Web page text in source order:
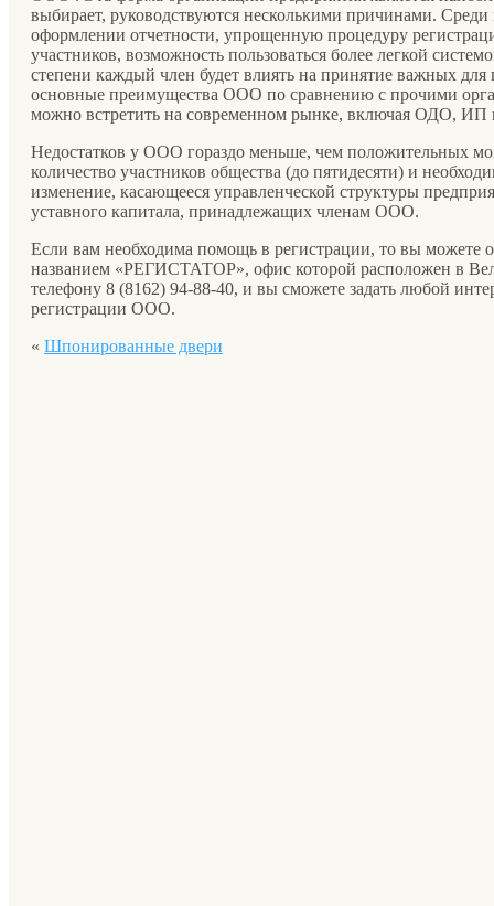
выбирает, руководствуются несколькими причинами.
оформлении отчетности, упрощенную процедуру
участников, возможность пользоваться более легкой
степени каждый член будет влиять на принятие важных
основные преимущества ООО по сравнению с прочими
можно встретить на современном рынке, включая ОДО, ИП
Недостатков у ООО гораздо меньше, чем положительных
количество участников общества (до пятидесяти) и
изменение, касающееся управленческой структуры
уставного капитала, принадлежащих членам ООО.
Если вам необходима помощь в регистрации, то вы можете
названием «РЕГИСТАТОР», офис которой расположен в
телефону 8 (8162) 94-88-40, и вы сможете задать любой
регистрации ООО.
« Шпонированные двери